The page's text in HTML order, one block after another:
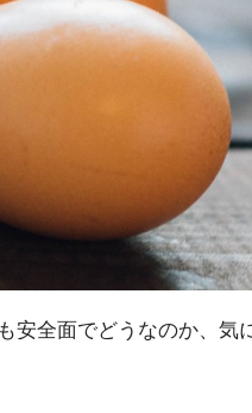
安全面でどうなのか、気